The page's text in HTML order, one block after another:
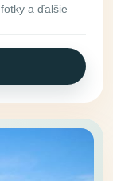
a ďalšie